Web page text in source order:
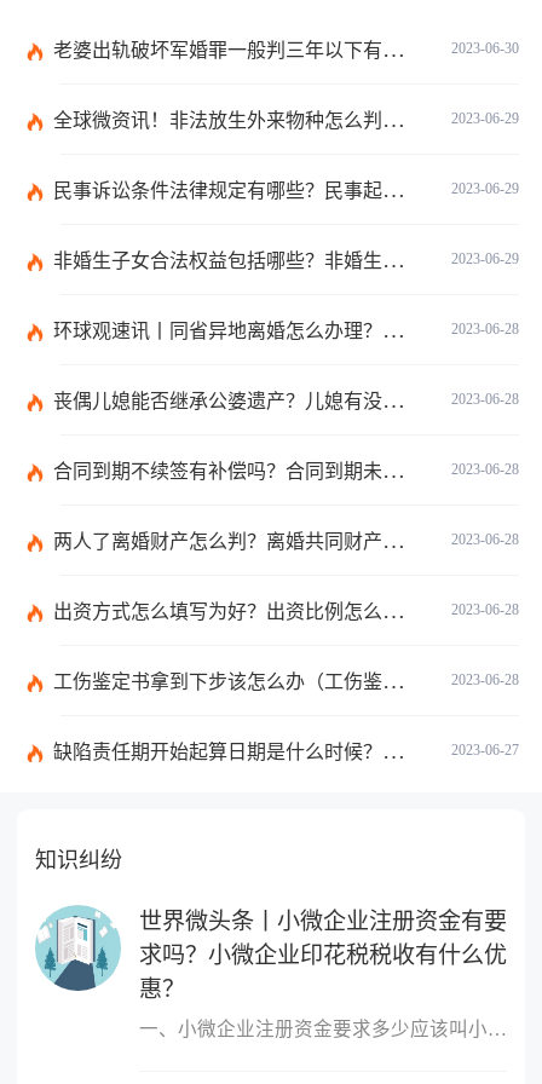
2023-06-30
老婆出轨破坏军婚罪一般判三年以下有期徒刑吗？
2023-06-29
全球微资讯！非法放生外来物种怎么判？放生归哪个部门管？
2023-06-29
民事诉讼条件法律规定有哪些？民事起诉的流程的是怎样的？
2023-06-29
非婚生子女合法权益包括哪些？非婚生子女继承财产的条件是什么？ 全球热点评
2023-06-28
环球观速讯丨同省异地离婚怎么办理？夫妻异地离婚须准备哪些资料？
2023-06-28
丧偶儿媳能否继承公婆遗产？儿媳有没有赡养老人的义务？
2023-06-28
合同到期不续签有补偿吗？合同到期未提前30天通知怎么赔偿？ 当前速看
2023-06-28
两人了离婚财产怎么判？离婚共同财产有哪些？_焦点快报
2023-06-28
出资方式怎么填写为好？出资比例怎么填写？
2023-06-28
工伤鉴定书拿到下步该怎么办（工伤鉴定后要是对伤残等级结论不服怎么办）
2023-06-27
缺陷责任期开始起算日期是什么时候？缺陷责任终止证书签发的必要条件是什么？
知识纠纷
世界微头条丨小微企业注册资金有要
求吗？小微企业印花税税收有什么优
惠？
一、小微企业注册资金要求多少应该叫小微企业，小微企业的概念跟注